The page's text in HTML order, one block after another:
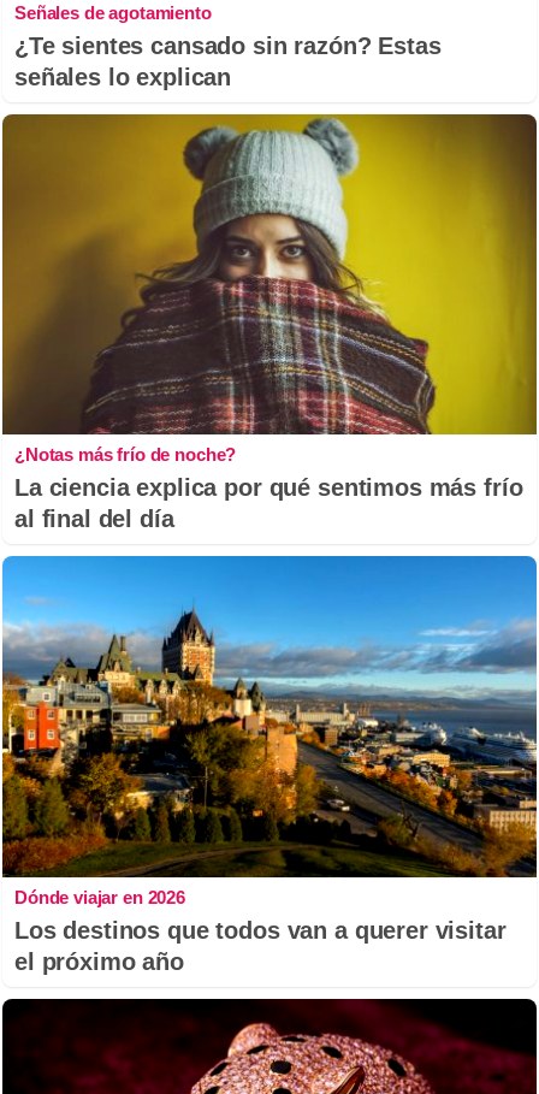
Señales de agotamiento
¿Te sientes cansado sin razón? Estas
señales lo explican
¿Notas más frío de noche?
La ciencia explica por qué sentimos más frío
al final del día
Dónde viajar en 2026
Los destinos que todos van a querer visitar
el próximo año